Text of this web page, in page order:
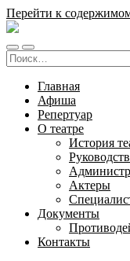
Перейти к
Русский
драмы
и
комедии
Карачаево-
Черкесской
Республики
Переключить
мобильное
Переключить
поле
Найти:
Главная
Афиша
Репертуар
О театре
История
Актеры
Документы
Контакты